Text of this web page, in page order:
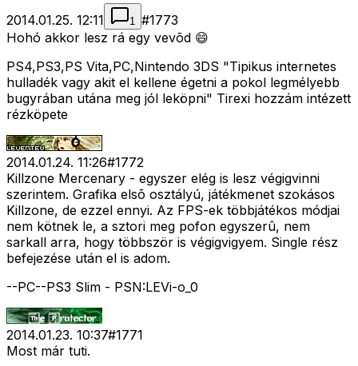
2014.01.25. 12:11 1 #1773
Hohó akkor lesz rá egy vevõd 😄
PS4,PS3,PS Vita,PC,Nintendo 3DS "Tipikus internetes
hulladék vagy akit el kellene égetni a pokol legmélyebb
bugyrában utána meg jól leköpni" Tirexi hozzám intézett
rézköpete
2014.01.24. 11:26#1772
Killzone Mercenary - egyszer elég is lesz végigvinni
szerintem. Grafika elsõ osztályú, játékmenet szokásos
Killzone, de ezzel ennyi. Az FPS-ek többjátékos módjai
nem kötnek le, a sztori meg pofon egyszerû, nem
sarkall arra, hogy többször is végigvigyem. Single rész
befejezése után el is adom.
--PC--PS3 Slim - PSN:LEVi-o_0
2014.01.23. 10:37#1771
Most már tuti.